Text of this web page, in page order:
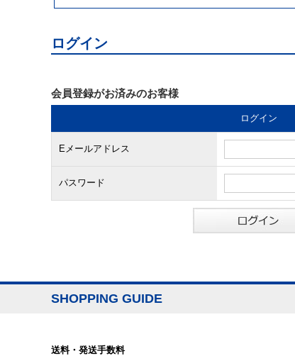
ログイン
会員登録がお済みのお客様
ログイン
Eメールアドレス
パスワード
SHOPPING GUIDE
送料・発送手数料